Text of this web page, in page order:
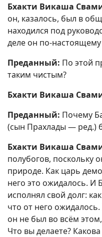
Бхакти Викаша
он, казалось, был в
находился под
деле он по-
Преданный: По этой
таким чистым?
Бхакти Викаша
Преданный: Почему
(сын Прахлады — ред.)
Бхакти Викаша
полубогов,
природе. Как царь
него это ожидалось. И
исполнял свой долг:
что от него
он не был во всём
Что вы делаете?